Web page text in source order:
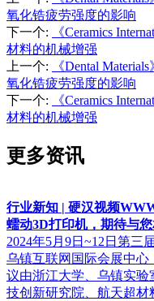
氧化锆疲劳强度的影响
下一个:
《Ceramics
材料的机械增强
上一个:
《Dental
氧化锆疲劳强度的影响
下一个:
《Ceramics
材料的机械增强
更多资讯
行业新知 | 硬汉视频
蠕动3D打印机，期待
2024年5月9日~12日第三
乌镇互联网国际会展中心
议由浙江大学、乌镇实验
技创新研究院、航天超